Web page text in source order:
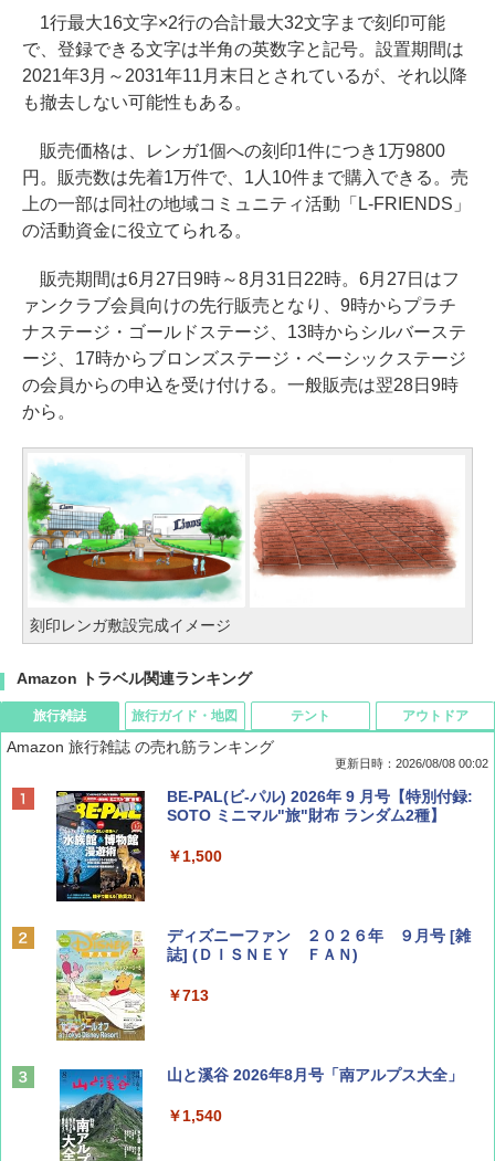
1行最大16文字×2行の合計最大32文字まで刻印可能
で、登録できる文字は半角の英数字と記号。設置期間は
2021年3月～2031年11月末日とされているが、それ以降
も撤去しない可能性もある。
販売価格は、レンガ1個への刻印1件につき1万9800
円。販売数は先着1万件で、1人10件まで購入できる。売
上の一部は同社の地域コミュニティ活動「L-FRIENDS」
の活動資金に役立てられる。
販売期間は6月27日9時～8月31日22時。6月27日はフ
ァンクラブ会員向けの先行販売となり、9時からプラチ
ナステージ・ゴールドステージ、13時からシルバーステ
ージ、17時からブロンズステージ・ベーシックステージ
の会員からの申込を受け付ける。一般販売は翌28日9時
から。
刻印レンガ敷設完成イメージ
Amazon トラベル関連ランキング
旅行雑誌
Amazon 旅行雑誌 の売れ筋ランキング
更新日時：2026/08/08 00:02
BE-PAL(ビ-パル) 2026年 9 月号【特別付録:
SOTO ミニマル"旅"財布 ランダム2種】
￥1,500
ディズニーファン ２０２６年 ９月号 [雑
誌] (ＤＩＳＮＥＹ ＦＡＮ)
￥713
山と溪谷 2026年8月号「南アルプス大全」
￥1,540
旅行ガイド・地図 テント アウトドア